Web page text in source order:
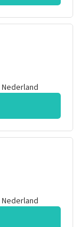
Nederland
Nederland